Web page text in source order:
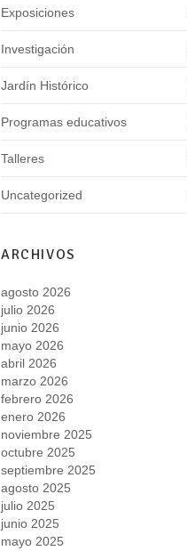
Exposiciones
Investigación
Jardín Histórico
Programas educativos
Talleres
Uncategorized
ARCHIVOS
agosto 2026
julio 2026
junio 2026
mayo 2026
abril 2026
marzo 2026
febrero 2026
enero 2026
noviembre 2025
octubre 2025
septiembre 2025
agosto 2025
julio 2025
junio 2025
mayo 2025